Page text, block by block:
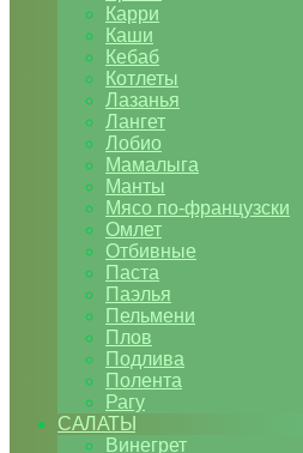
Карри
Каши
Кебаб
Котлеты
Лазанья
Лангет
Лобио
Мамалыга
Манты
Мясо по-французски
Омлет
Отбивные
Паста
Паэлья
Пельмени
Плов
Подлива
Полента
Рагу
САЛАТЫ
Винегрет